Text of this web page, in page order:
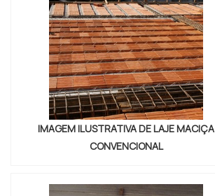
IMAGEM ILUSTRATIVA DE LAJE MACIÇA
CONVENCIONAL